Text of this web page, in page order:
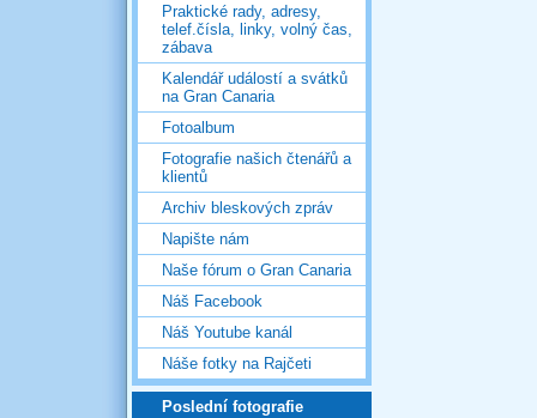
Praktické rady, adresy,
telef.čísla, linky, volný čas,
zábava
Kalendář událostí a svátků
na Gran Canaria
Fotoalbum
Fotografie našich čtenářů a
klientů
Archiv bleskových zpráv
Napište nám
Naše fórum o Gran Canaria
Náš Facebook
Náš Youtube kanál
Náše fotky na Rajčeti
Poslední fotografie